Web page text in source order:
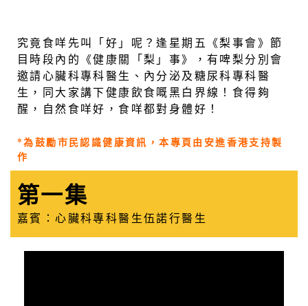
究竟食咩先叫「好」呢？逢星期五《梨事會》節
目時段內的《健康關「梨」事》，有啤梨分別會
邀請心臟科專科醫生、內分泌及糖尿科專科醫
生，同大家講下健康飲食嘅黑白界線！食得夠
醒，自然食咩好，食咩都對身體好！
*為鼓勵市民認識健康資訊，本專頁由安進香港支持製
作
第一集
嘉賓：心臟科專科醫生伍諾行醫生